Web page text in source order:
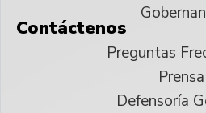
Contáctenos
Preguntas
Prensa
Defensoría